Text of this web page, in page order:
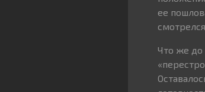
ее
Что же до